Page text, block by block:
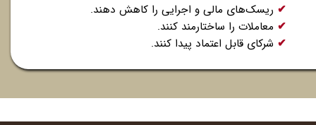
✔ ریسک‌های مالی و اجرایی را کاهش دهند.
✔ معاملات را ساختارمند کنند.
✔ شرکای قابل اعتماد پیدا کنند.